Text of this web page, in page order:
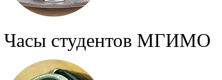
Часы студентов МГИМО